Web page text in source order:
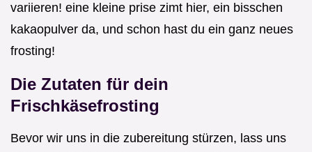
variieren! eine kleine prise zimt hier, ein bisschen
kakaopulver da, und schon hast du ein ganz neues
frosting!
Die Zutaten für dein
Frischkäsefrosting
Bevor wir uns in die zubereitung stürzen, lass uns